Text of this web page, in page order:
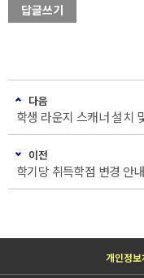
답글쓰기
다음
학생 라운지 스캐너 설치
이전
학기당 취득학점 변경 안내
개인정보